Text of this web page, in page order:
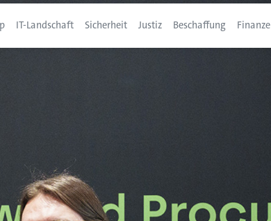
IT-Landschaft Sicherheit Justiz Beschaffung